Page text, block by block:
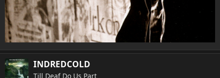
INDREDCOLD
Till Deaf Do Us Part